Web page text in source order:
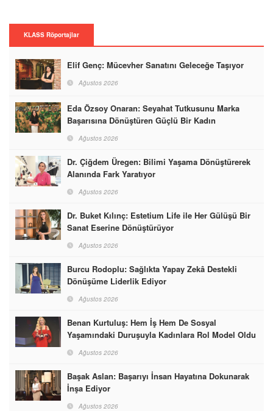
KLASS Röportajlar
Elif Genç: Mücevher Sanatını Geleceğe Taşıyor
Ağustos 2026
Eda Özsoy Onaran: Seyahat Tutkusunu Marka
Başarısına Dönüştüren Güçlü Bir Kadın
Ağustos 2026
Dr. Çiğdem Üregen: Bilimi Yaşama Dönüştürerek
Alanında Fark Yaratıyor
Ağustos 2026
Dr. Buket Kılınç: Estetium Life ile Her Gülüşü Bir
Sanat Eserine Dönüştürüyor
Ağustos 2026
Burcu Rodoplu: Sağlıkta Yapay Zekâ Destekli
Dönüşüme Liderlik Ediyor
Ağustos 2026
Benan Kurtuluş: Hem İş Hem De Sosyal
Yaşamındaki Duruşuyla Kadınlara Rol Model Oldu
Ağustos 2026
Başak Aslan: Başarıyı İnsan Hayatına Dokunarak
İnşa Ediyor
Ağustos 2026